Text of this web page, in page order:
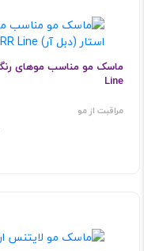
Line
مراقبت از مو